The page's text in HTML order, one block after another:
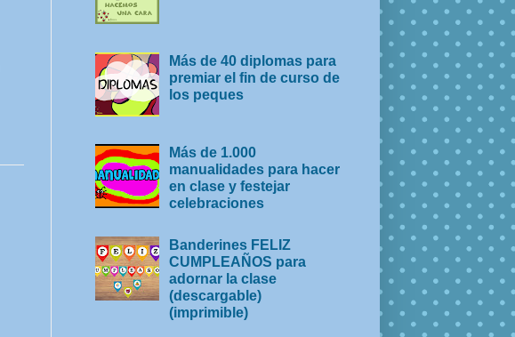
Más de 40 diplomas para
premiar el fin de curso de
los peques
Más de 1.000
manualidades para hacer
en clase y festejar
celebraciones
Banderines FELIZ
CUMPLEAÑOS para
adornar la clase
(descargable)
(imprimible)